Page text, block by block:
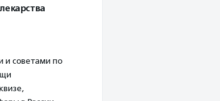
и советами по